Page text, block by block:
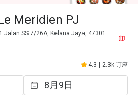
Meridien PJ
Jalan SS 7/26A, Kelana Jaya, 47301
4.3 2.3k 订座